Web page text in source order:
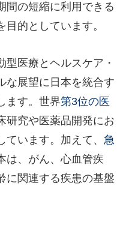
間の短縮に利用できる
的としています。
型医療とヘルスケア・
な展望に日本を統合す
ます。世界第3位の医
研究や医薬品開発にお
います。加えて、 急
は、がん、心血管疾
に関連する疾患の基盤